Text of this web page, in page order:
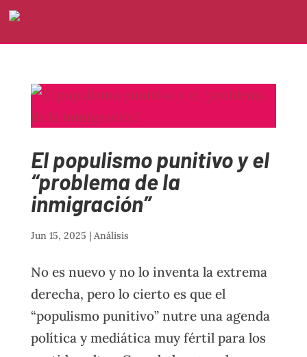
El populismo punitivo y el
“problema de la
inmigración”
Jun 15, 2025 | Análisis
No es nuevo y no lo inventa la extrema
derecha, pero lo cierto es que el
“populismo punitivo” nutre una agenda
política y mediática muy fértil para los